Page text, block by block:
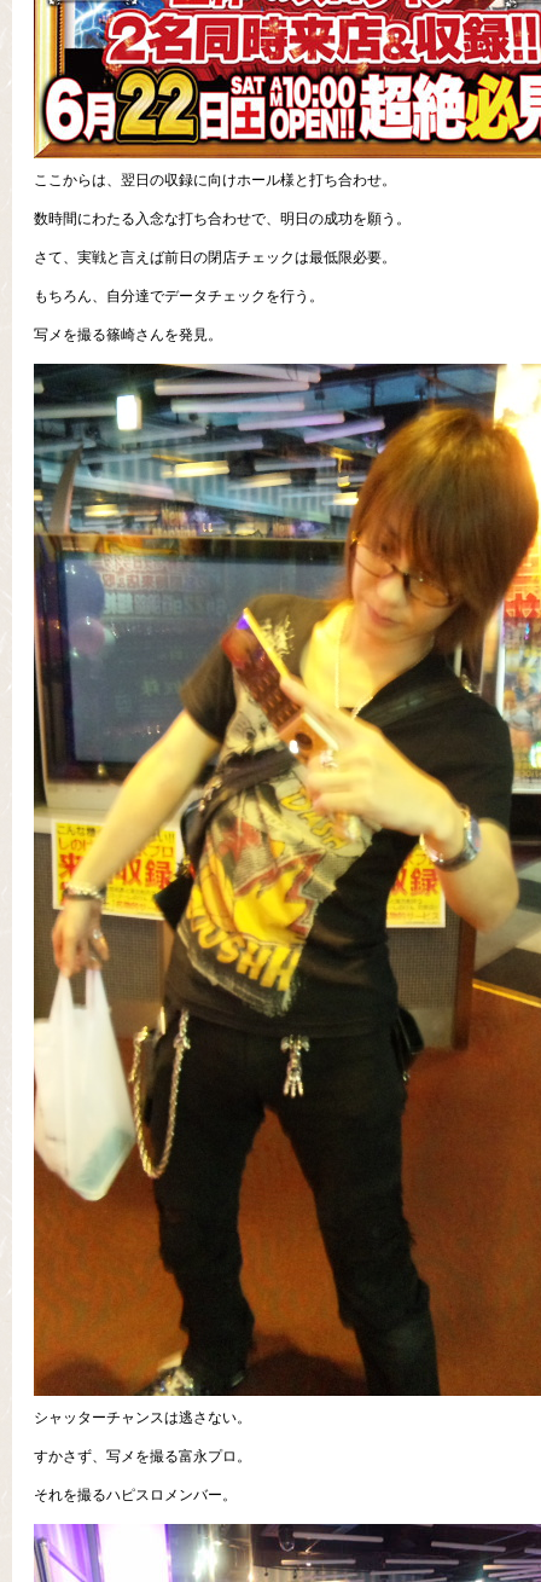
ここからは、翌日の収録に向けホール様と打ち合わせ。
数時間にわたる入念な打ち合わせで、明日の成功を願う。
さて、実戦と言えば前日の閉店チェックは最低限必要。
もちろん、自分達でデータチェックを行う。
写メを撮る篠崎さんを発見。
シャッターチャンスは逃さない。
すかさず、写メを撮る富永プロ。
それを撮るハピスロメンバー。